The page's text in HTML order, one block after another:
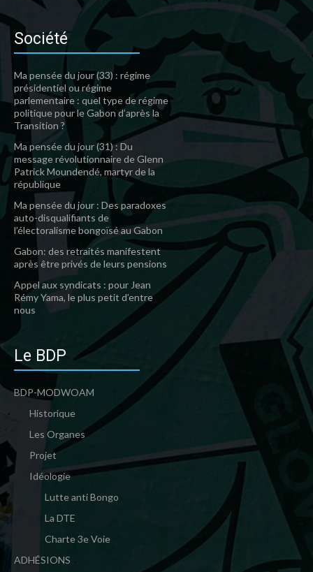
Société
Ma pensée du jour (33) : régime
présidentiel ou régime
parlementaire : quel type de régime
politique pour le Gabon d’après la
Transition ?
Ma pensée du jour (31) : Du
message révolutionnaire de Glenn
Patrick Moundendé, martyr de la
république
Ma pensée du jour : Des paradoxes
auto-disqualifiants de
l’électoralisme bongoïsé au Gabon
Gabon: des retraités manifestent
après être privés de leurs pensions
Appel aux syndicats : pour Jean
Rémy Yama, le plus petit d’entre
nous
Le BDP
BDP-MODWOAM
Historique
Les Organes
Projet
Idéologie
Lutte anti Bongo
La DTE
Charte 3e Voie
ADHÉSIONS